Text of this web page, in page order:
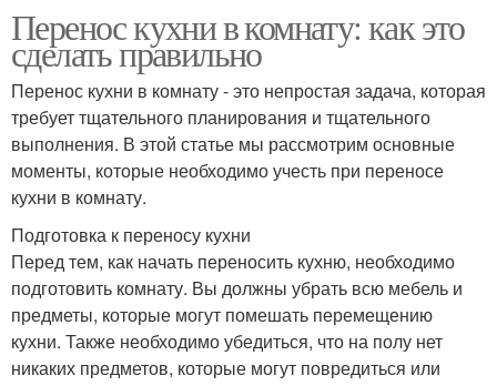
Перенос кухни в комнату: как это
сделать правильно
Перенос кухни в комнату - это непростая задача, которая
требует тщательного планирования и тщательного
выполнения. В этой статье мы рассмотрим основные
моменты, которые необходимо учесть при переносе
кухни в комнату.
Подготовка к переносу кухни
Перед тем, как начать переносить кухню, необходимо
подготовить комнату. Вы должны убрать всю мебель и
предметы, которые могут помешать перемещению
кухни. Также необходимо убедиться, что на полу нет
никаких предметов, которые могут повредиться или